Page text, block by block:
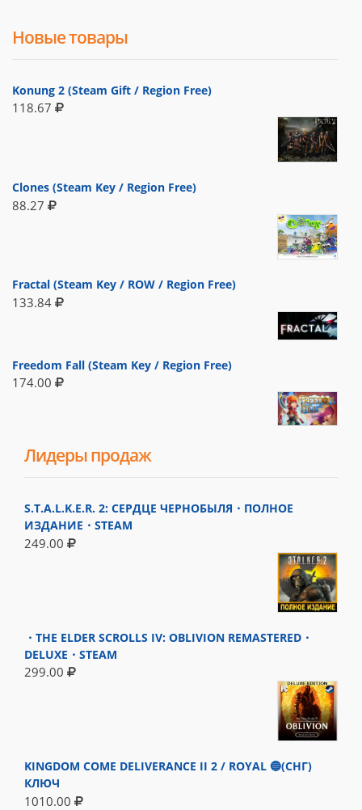
Новые товары
Konung 2 (Steam Gift / Region Free)
118.67
Clones (Steam Key / Region Free)
88.27
Fractal (Steam Key / ROW / Region Free)
133.84
Freedom Fall (Steam Key / Region Free)
174.00
Лидеры продаж
S.T.A.L.K.E.R. 2: СЕРДЦЕ ЧЕРНОБЫЛЯ・ПОЛНОЕ
ИЗДАНИЕ・STEAM
249.00
・THE ELDER SCROLLS IV: OBLIVION REMASTERED・
DELUXE・STEAM
299.00
KINGDOM COME DELIVERANCE II 2 / ROYAL 🔵(СНГ)
КЛЮЧ
1010.00